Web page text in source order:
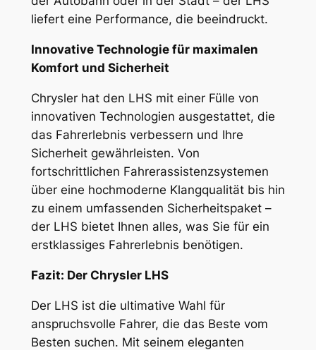
liefert eine Performance, die beeindruckt.
Innovative Technologie für maximalen
Komfort und Sicherheit
Chrysler hat den LHS mit einer Fülle von
innovativen Technologien ausgestattet, die
das Fahrerlebnis verbessern und Ihre
Sicherheit gewährleisten. Von
fortschrittlichen Fahrerassistenzsystemen
über eine hochmoderne Klangqualität bis hin
zu einem umfassenden Sicherheitspaket –
der LHS bietet Ihnen alles, was Sie für ein
erstklassiges Fahrerlebnis benötigen.
Fazit: Der Chrysler LHS
Der LHS ist die ultimative Wahl für
anspruchsvolle Fahrer, die das Beste vom
Besten suchen. Mit seinem eleganten